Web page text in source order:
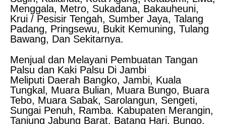
Menggala, Metro, Sukadana, Bakauheuni,
Krui / Pesisir Tengah, Sumber Jaya, Talang
Padang, Pringsewu, Bukit Kemuning, Tulang
Bawang, Dan Sekitarnya.
Menjual dan Melayani Pembuatan Tangan
Palsu dan Kaki Palsu Di Jambi
Meliputi Daerah Bangko, Jambi, Kuala
Tungkal, Muara Bulian, Muara Bungo, Buara
Tebo, Muara Sabak, Sarolangun, Sengeti,
Sungai Penuh, Ramba. Kabupaten Merangin,
Tanjung Jabung Barat, Batang Hari, Bungo,